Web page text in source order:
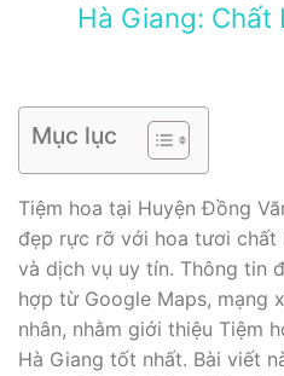
Hà Giang: Chất
Mục lục
Tiệm hoa tại Huyện Đồng
đẹp rực rỡ với hoa tươi chất
và dịch vụ uy tín. Thông tin
hợp từ Google Maps, mạng
nhân, nhằm giới thiệu Tiệm
Hà Giang tốt nhất. Bài viết